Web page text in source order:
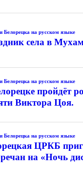
Белорецка на русском языке
села в
Белорецка на русском языке
пройдёт
Виктора Цоя.
Белорецка на русском языке
ЦРКБ
на «Ночь